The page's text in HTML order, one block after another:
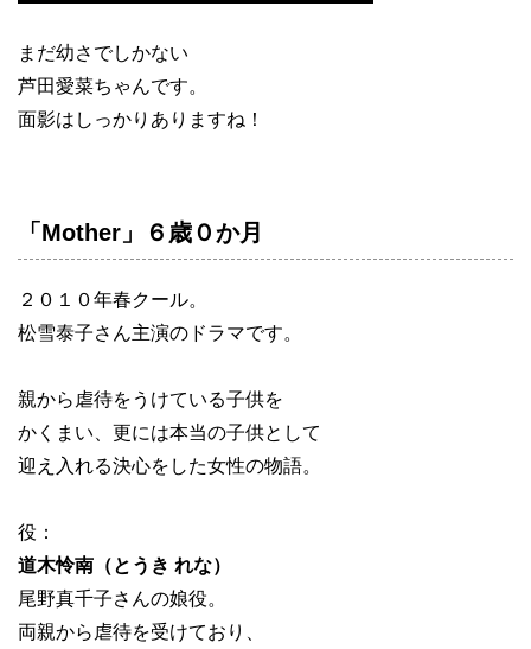
まだ幼さでしかない
芦田愛菜ちゃんです。
面影はしっかりありますね！
「Mother」６歳０か月
２０１０年春クール。
松雪泰子さん主演のドラマです。
親から虐待をうけている子供を
かくまい、更には本当の子供として
迎え入れる決心をした女性の物語。
役：
道木怜南（とうき れな）
尾野真千子さんの娘役。
両親から虐待を受けており、